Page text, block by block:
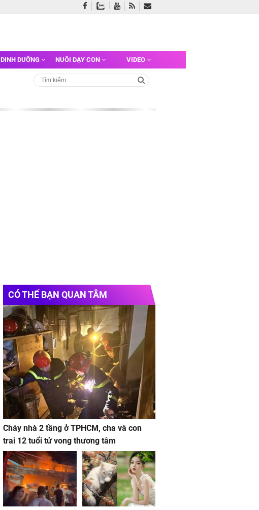
DINH DƯỠNG NUÔI DẠY CON VIDEO
CÓ THỂ BẠN QUAN TÂM
Cháy nhà 2 tầng ở TPHCM, cha và con
trai 12 tuổi tử vong thương tâm